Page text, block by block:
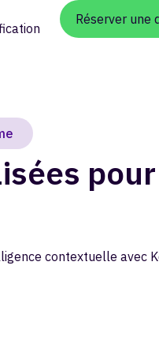
Réserver une
contextuelle avec